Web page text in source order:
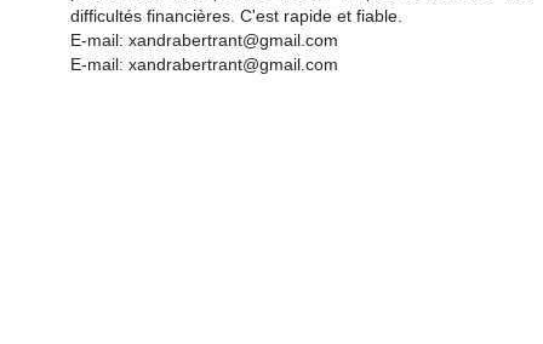
difficultés financières. C'est rapide et fiable.
E-mail: xandrabertrant@gmail.com
E-mail: xandrabertrant@gmail.com